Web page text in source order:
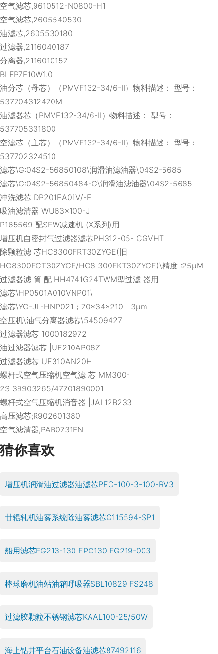
空气滤芯,9610512-N0800-H1
空气滤芯,2605540530
油滤芯,2605530180
过滤器,2116040187
分离器,2116010157
BLFP7F10W1.0
油分芯（母芯）（PMVF132-34/6-II）物料描述： 型号：
537704312470M
油滤器芯（PMVF132-34/6-II）物料描述： 型号：
537705331800
空滤芯（主芯）（PMVF132-34/6-II）物料描述： 型号：
537702324510
滤芯\G:04S2-56850108\润滑油滤油器\04S2-5685
滤芯\G:04S2-56850484-G\润滑油滤油器\04S2-5685
冲洗滤芯 DP201EA01V/-F
吸油滤清器 WU63×100-J
P165569 配SEW减速机 (X系列)用
增压机自密封气过滤器滤芯PH312-05- CGVHT
除颗粒滤 芯HC8300FRT30ZYGE(旧
HC8300FCT30ZYGE/HC8 300FKT30ZYGE)\精度 :25μM
过滤器滤 筒 配 HH4741G24TWM型过滤 器用
滤芯\HP0501A010VNP01\
滤芯\YC-JL-HNP021；70×34×210；3μm
空压机\油气分离器滤芯\54509427
过滤器滤芯 1000182972
油过滤器滤芯 |UE210AP08Z
过滤器滤芯|UE310AN20H
螺杆式空气压缩机空气滤 芯|MM300-
2S|39903265/47701890001
螺杆式空气压缩机消音器 |JAL12B233
高压滤芯;R902601380
空气滤清器;PAB0731FN
猜你喜欢
增压机润滑油过滤器油滤芯PEC-100-3-100-RV3
廿辊轧机油雾系统除油雾滤芯C115594-SP1
船用滤芯FG213-130 EPC130 FG219-003
棒球磨机油站油箱呼吸器SBL10829 FS248
过滤胶颗粒不锈钢滤芯KAAL100-25/50W
海上钻井平台石油设备油滤芯87492116